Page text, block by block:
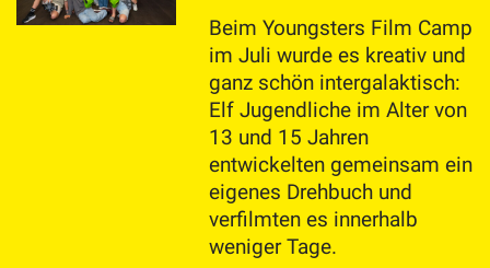
Beim Youngsters Film Camp
im Juli wurde es kreativ und
ganz schön intergalaktisch:
Elf Jugendliche im Alter von
13 und 15 Jahren
entwickelten gemeinsam ein
eigenes Drehbuch und
verfilmten es innerhalb
weniger Tage.